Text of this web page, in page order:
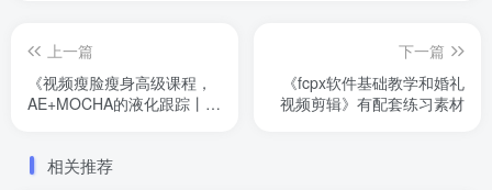
上一篇
《视频瘦脸瘦身高级课程，
AE+MOCHA的液化跟踪丨光
下一篇
《fcpx软件基础教学和婚礼
视频剪辑》有配套练习素材
相关推荐